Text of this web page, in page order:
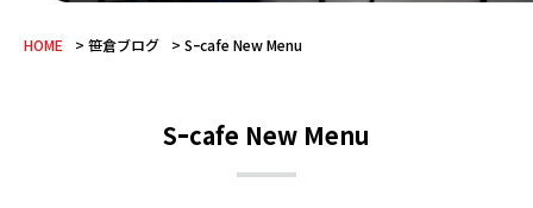
HOME 笹倉ブログ Sｰcafe New Menu
Sｰcafe New Menu